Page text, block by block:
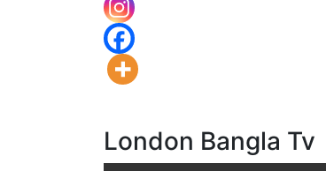
London Bangla Tv